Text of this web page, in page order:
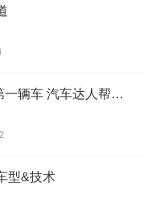
2020北京车展 | 人生第一辆车 汽车达人帮你挑
型&技术